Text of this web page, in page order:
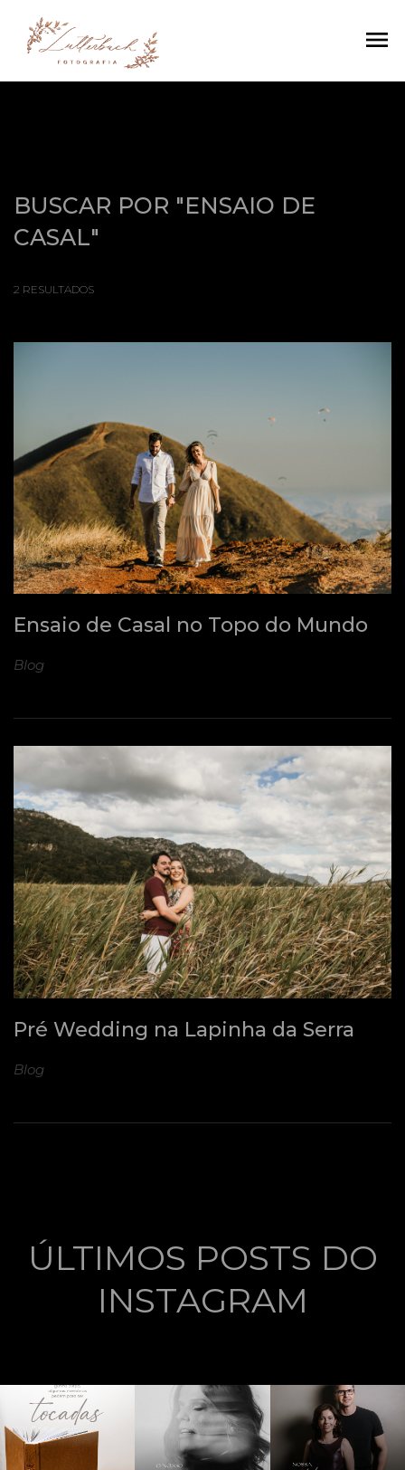
menu
BUSCAR POR "ENSAIO DE
CASAL"
2 RESULTADOS
Ensaio de Casal no Topo do Mundo
Blog
Pré Wedding na Lapinha da Serra
Blog
ÚLTIMOS POSTS DO
INSTAGRAM